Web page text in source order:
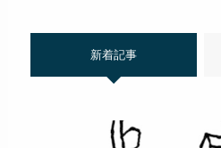
新着記事